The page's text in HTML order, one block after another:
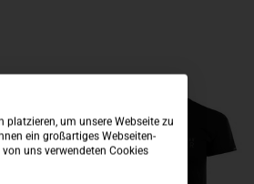
platzieren, um unsere Webseite zu
ein großartiges Webseiten-
uns verwendeten Cookies